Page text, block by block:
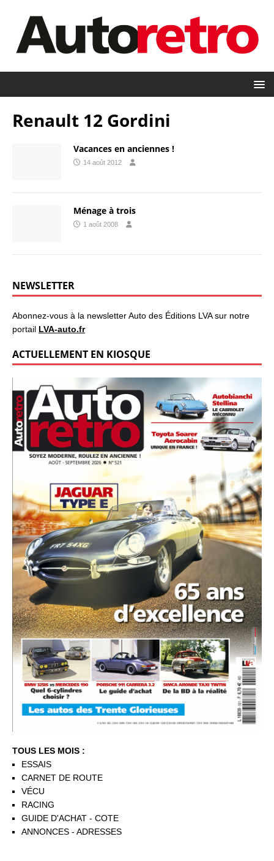
Renault 12 Gordini
Vacances en anciennes !
14 août 2012
Ménage à trois
1 août 2008
NEWSLETTER
Abonnez-vous à la newsletter Auto des Éditions LVA sur notre
portail LVA-auto.fr
ACTUELLEMENT EN KIOSQUE
TOUS LES MOIS :
ESSAIS
CARNET DE ROUTE
VÉCU
RACING
GUIDE D'ACHAT - COTE
ANNONCES - ADRESSES